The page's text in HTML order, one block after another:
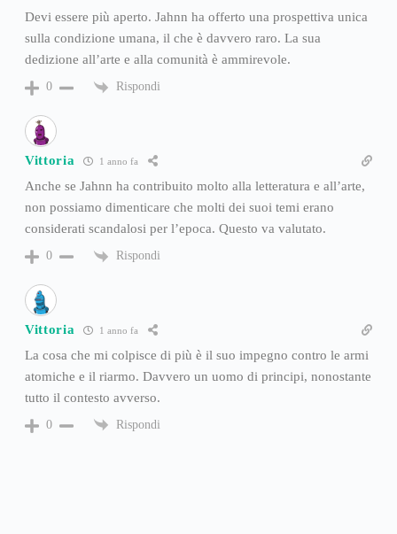
Devi essere più aperto. Jahnn ha offerto una prospettiva unica
sulla condizione umana, il che è davvero raro. La sua
dedizione all’arte e alla comunità è ammirevole.
0 Rispondi
Vittoria 1 anno fa
Anche se Jahnn ha contribuito molto alla letteratura e all’arte,
non possiamo dimenticare che molti dei suoi temi erano
considerati scandalosi per l’epoca. Questo va valutato.
0 Rispondi
Vittoria 1 anno fa
La cosa che mi colpisce di più è il suo impegno contro le armi
atomiche e il riarmo. Davvero un uomo di principi, nonostante
tutto il contesto avverso.
0 Rispondi